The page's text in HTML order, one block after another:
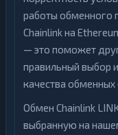
работы обменного
Chainlink на
— это поможет
правильный выбор
качества обменных
Обмен Chainlink
выбранную на